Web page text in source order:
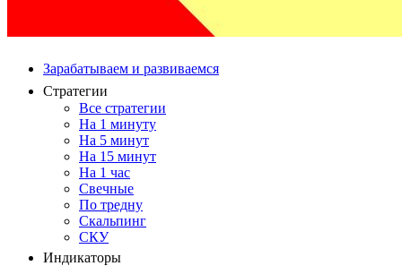
Зарабатываем и развиваемся
Стратегии
Все стратегии
На 1 минуту
На 5 минут
На 15 минут
На 1 час
Свечные
По тредну
Скальпинг
СКУ
Индикаторы